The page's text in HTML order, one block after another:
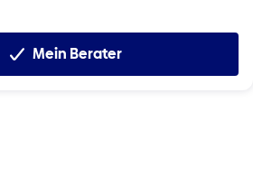
Mein Berater